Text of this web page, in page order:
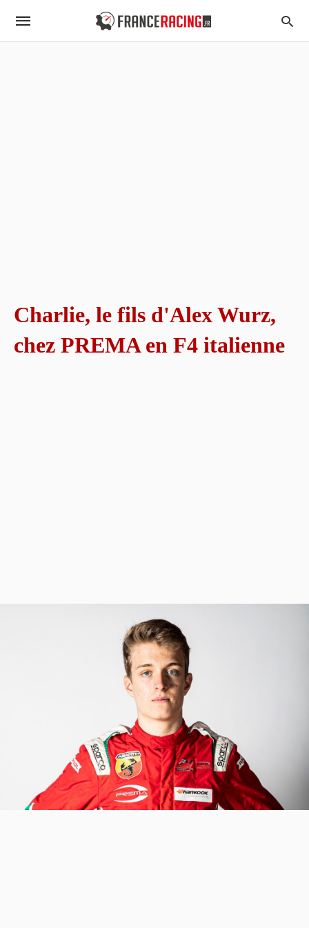
Charlie, le fils d'Alex Wurz,
chez PREMA en F4 italienne